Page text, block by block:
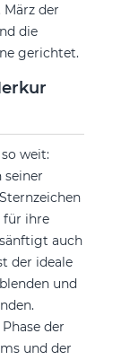
der
die
gerichtet.
weit:
seiner
für ihre
auch
der ideale
und
der
und der